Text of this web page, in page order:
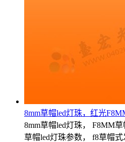
8mm草帽led灯珠，红光
8mm草帽led灯珠， F8MM
草帽led灯珠参数， f8草帽